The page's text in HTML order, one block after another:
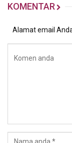
KOMENTAR
Alamat email